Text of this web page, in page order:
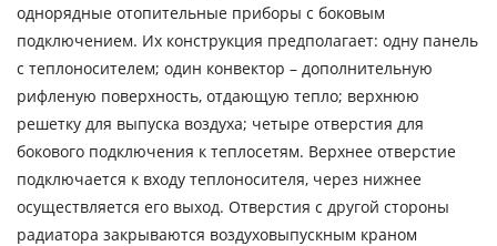
однорядные отопительные приборы с боковым
подключением. Их конструкция предполагает: одну панель
с теплоносителем; один конвектор – дополнительную
рифленую поверхность, отдающую тепло; верхнюю
решетку для выпуска воздуха; четыре отверстия для
бокового подключения к теплосетям. Верхнее отверстие
подключается к входу теплоносителя, через нижнее
осуществляется его выход. Отверстия с другой стороны
радиатора закрываются воздуховыпускным краном